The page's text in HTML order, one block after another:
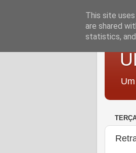
This site
are shared
statistics,